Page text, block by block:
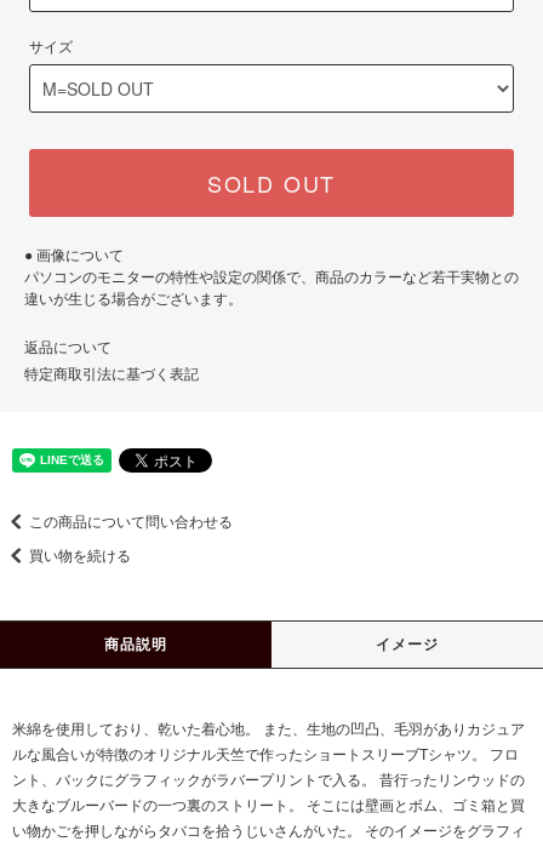
サイズ
SOLD OUT
● 画像について
パソコンのモニターの特性や設定の関係で、商品のカラーなど若干実物との
違いが生じる場合がございます。
返品について
特定商取引法に基づく表記
この商品について問い合わせる
買い物を続ける
商品説明 イメージ
米綿を使用しており、乾いた着心地。 また、生地の凹凸、毛羽がありカジュア
ルな風合いが特徴のオリジナル天竺で作ったショートスリーブTシャツ。 フロ
ント、バックにグラフィックがラバープリントで入る。 昔行ったリンウッドの
大きなブルーバードの一つ裏のストリート。 そこには壁画とボム、ゴミ箱と買
い物かごを押しながらタバコを拾うじいさんがいた。 そのイメージをグラフィ